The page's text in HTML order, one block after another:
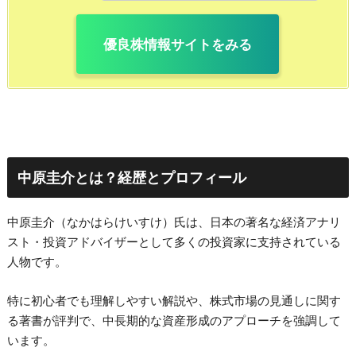
優良株情報サイトをみる
中原圭介とは？経歴とプロフィール
中原圭介（なかはらけいすけ）氏は、日本の著名な経済アナリ
スト・投資アドバイザーとして多くの投資家に支持されている
人物です。
特に初心者でも理解しやすい解説や、株式市場の見通しに関す
る著書が評判で、中長期的な資産形成のアプローチを強調して
います。